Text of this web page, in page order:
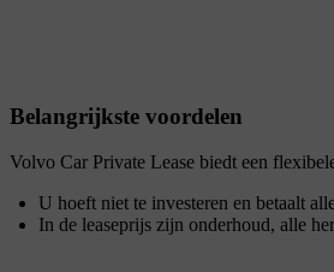
Belangrijkste voordelen
Volvo Car Private Lease biedt een
U hoeft niet te investeren en betaalt
In de leaseprijs zijn onderhoud, alle